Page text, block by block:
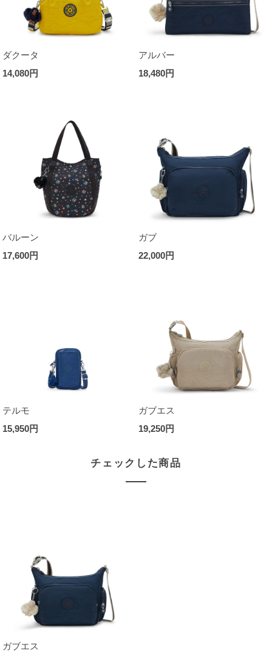
ダクータ
14,080円
アルバー
18,480円
バルーン
17,600円
ガブ
22,000円
テルモ
15,950円
ガブエス
19,250円
チェックした商品
ガブエス